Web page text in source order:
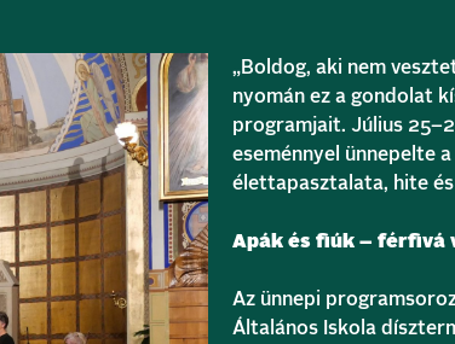
„Boldog, aki nem
nyomán ez a gondolat
programjait. Július
eseménnyel ünnepelte
élettapasztalata, hite és
Apák és fiúk – férfivá
Az ünnepi
Általános Iskola